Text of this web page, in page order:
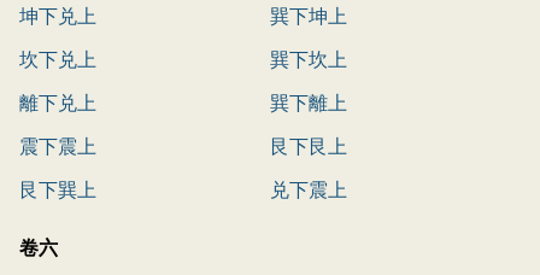
坤下兑上
巽下坤上
坎下兑上
巽下坎上
離下兑上
巽下離上
震下震上
艮下艮上
艮下巽上
兑下震上
卷六